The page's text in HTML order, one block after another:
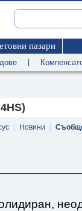
пазари
Новини